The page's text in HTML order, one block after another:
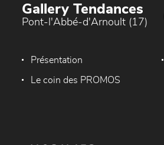
Gallery Tendances
Pont-l'Abbé-d'Arnoult (17)
Présentation
Le coin des PROMOS